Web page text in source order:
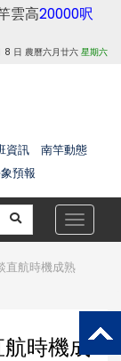
雲高20000呎
8 日 農曆六月廿六星期六
資訊
南竿動態
預報
Toggle
直航時機成熟
時機成